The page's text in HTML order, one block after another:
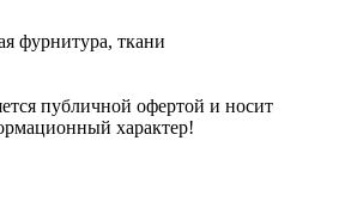
фурнитура, ткани
публичной офертой и носит
характер!